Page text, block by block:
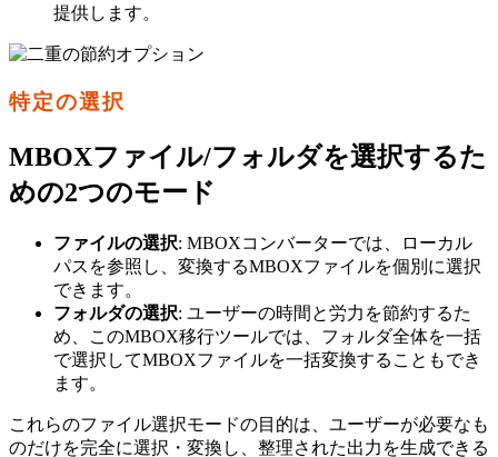
提供します。
特定の選択
MBOXファイル/フォルダを選択するた
めの2つのモード
ファイルの選択: MBOXコンバーターでは、ローカル
パスを参照し、変換するMBOXファイルを個別に選択
できます。
フォルダの選択: ユーザーの時間と労力を節約するた
め、このMBOX移行ツールでは、フォルダ全体を一括
で選択してMBOXファイルを一括変換することもでき
ます。
これらのファイル選択モードの目的は、ユーザーが必要なも
のだけを完全に選択・変換し、整理された出力を生成できる